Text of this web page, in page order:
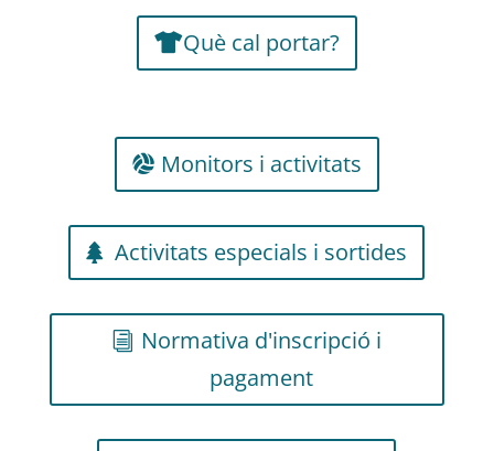
Què cal portar?
Monitors i activitats
Activitats especials i sortides
Normativa d'inscripció i
pagament